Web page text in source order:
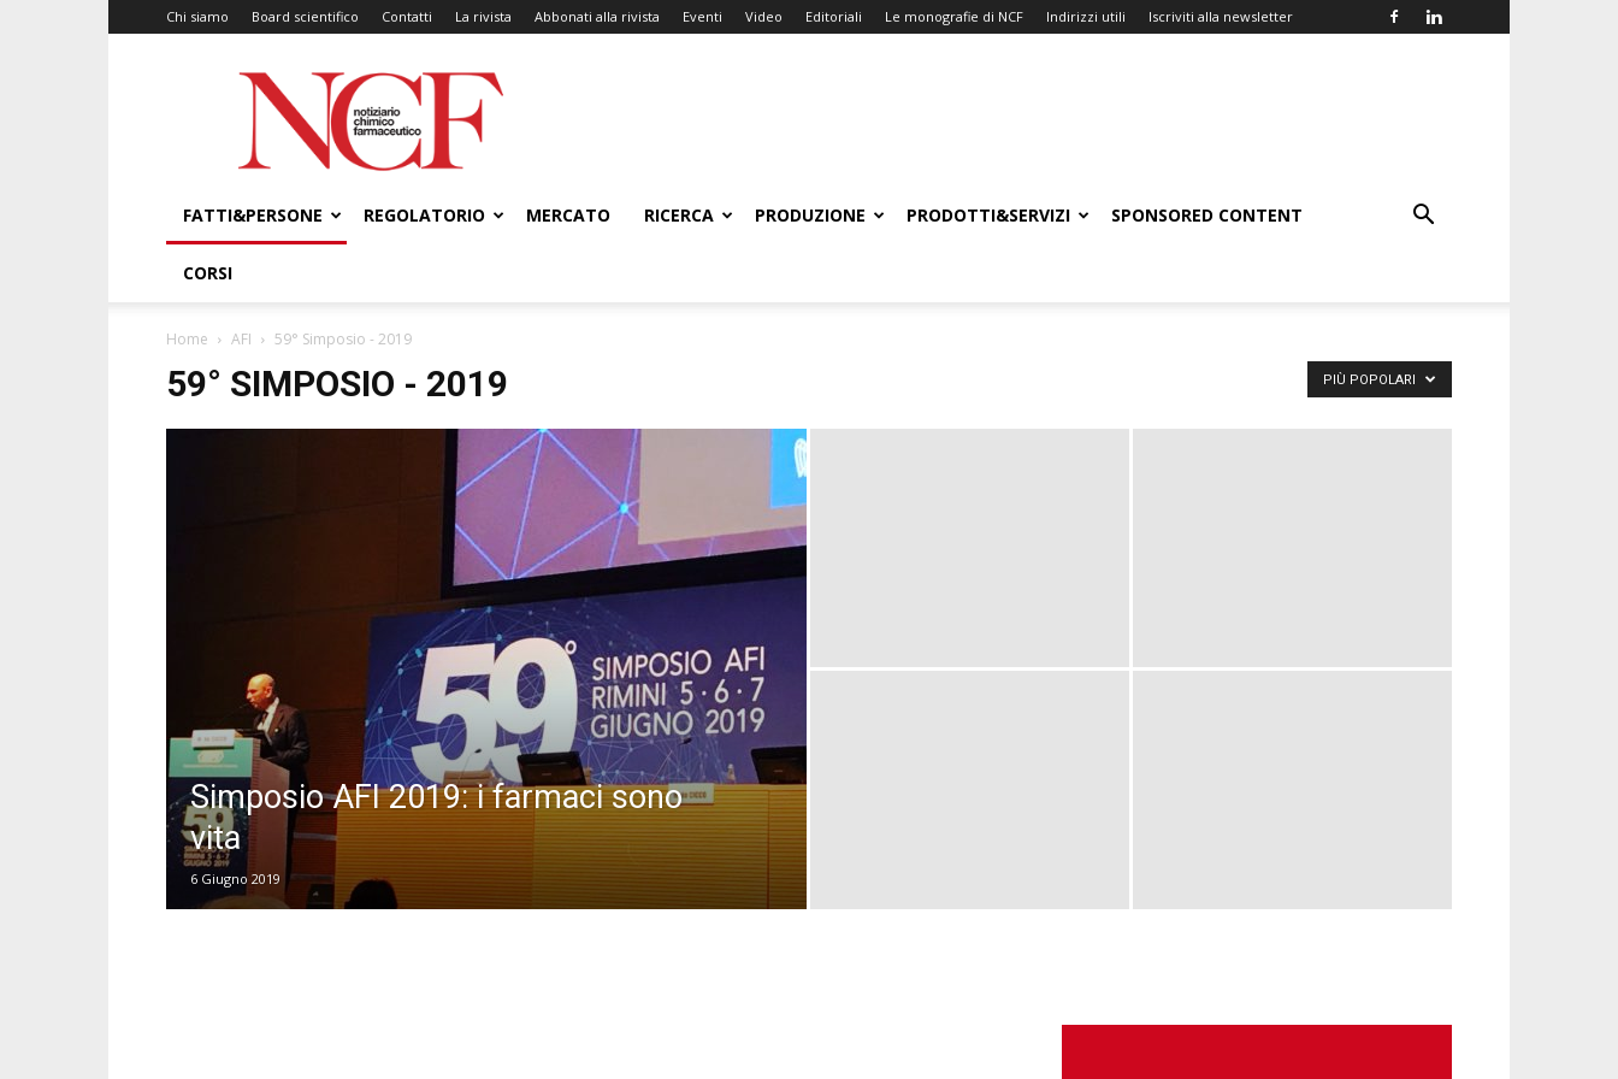
Chi siamo Board scientifico Contatti La rivista Abbonati alla rivista Eventi Video Editoriali Le monografie di NCF Indirizzi utili Iscriviti alla newsletter
NCF
–
Notiziario
Chimico
FATTI&PERSONE
REGOLATORIO MERCATO RICERCA PRODUZIONE PRODOTTI&SERVIZI SPONSORED CONTENT
CORSI
Home AFI 59° Simposio - 2019
59° SIMPOSIO - 2019 PIÙ POPOLARI
Simposio AFI 2019: i farmaci sono
vita
6 Giugno 2019